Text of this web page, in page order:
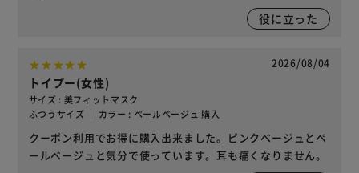
役に立った
2026/08/04
トイプー(女性)
サイズ : 美フィットマスク
ふつうサイズ ｜ カラー : ペールベージュ 購入
クーポン利用でお得に購入出来ました。ピンクベージュとペ
ールベージュと気分で使っています。耳も痛くなりません。